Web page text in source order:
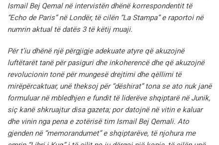
Ismail Bej Qemal në intervistën dhënë korrespondentit të
“Echo de Paris” në Londër, të cilën “La Stampa” e raportoi në
numrin aktual të datës 3 të këtij muaji.
Për t’iu dhënë një përgjigje adekuate atyre që akuzojnë
luftëtarët tanë për pasiguri dhe inkoherencë dhe që akuzojnë
revolucionin tonë për mungesë drejtimi dhe qëllimi të
mirëpërcaktuar, unë theksoj për “dëshirat” tona se ato nuk janë
formuluar në mbledhjen e fundit të liderëve shqiptarë në Junik,
siç kanë shkruajtur disa gazeta; por datojnë në vitin e kaluar
dhe vinin nga pena e zotërisë tim Ismail Bej Qemali. Ato
gjenden në “memorandumet” e shqiptarëve, të njohura me